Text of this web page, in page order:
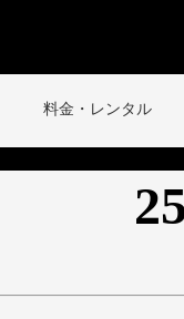
料金・レンタル